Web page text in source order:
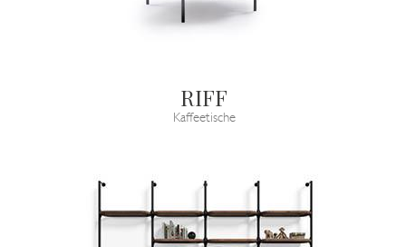
RIFF
Kaffeetische